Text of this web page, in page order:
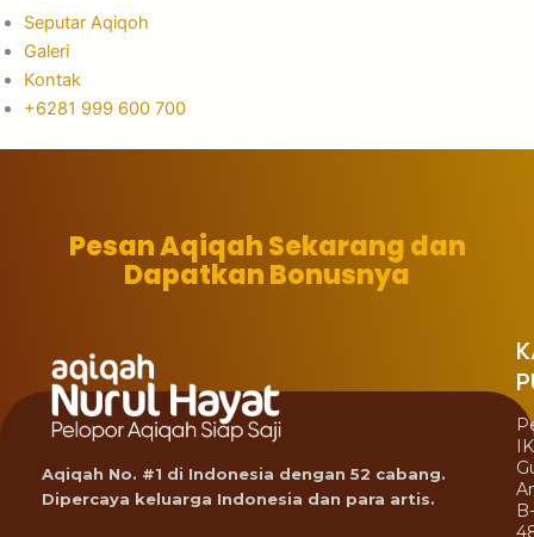
Seputar Aqiqoh
Galeri
Kontak
+6281 999 600 700
Pesan Aqiqah Sekarang dan
Dapatkan Bonusnya
Aqiqah No. #1 di Indonesia dengan 52 cabang.
Dipercaya keluarga Indonesia dan para artis.
B-